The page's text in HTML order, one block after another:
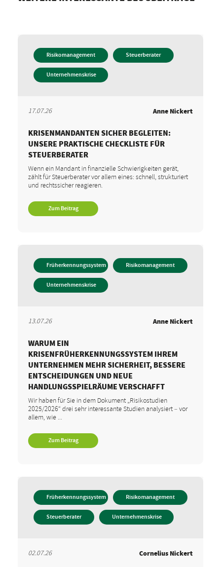
Risikomanagement Steuerberater
Unternehmenskrise
17.07.26 Anne Nickert
KRISENMANDANTEN SICHER BEGLEITEN:
UNSERE PRAKTISCHE CHECKLISTE FÜR
STEUERBERATER
Wenn ein Mandant in finanzielle Schwierigkeiten gerät,
zählt für Steuerberater vor allem eines: schnell, strukturiert
und rechtssicher reagieren.
Zum Beitrag
Früherkennungssystem Risikomanagement
Unternehmenskrise
13.07.26 Anne Nickert
WARUM EIN
KRISENFRÜHERKENNUNGSSYSTEM IHREM
UNTERNEHMEN MEHR SICHERHEIT, BESSERE
ENTSCHEIDUNGEN UND NEUE
HANDLUNGSSPIELRÄUME VERSCHAFFT
Wir haben für Sie in dem Dokument „Risikostudien
2025/2026“ drei sehr interessante Studien analysiert – vor
allem, wie ...
Zum Beitrag
Früherkennungssystem Risikomanagement
Steuerberater Unternehmenskrise
02.07.26 Cornelius Nickert